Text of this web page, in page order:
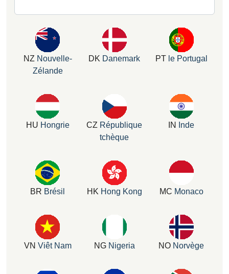
NZ Nouvelle-
Zélande
DK Danemark PT le Portugal
HU Hongrie CZ République
tchèque
IN Inde
BR Brésil HK Hong Kong MC Monaco
VN Viêt Nam NG Nigeria NO Norvège